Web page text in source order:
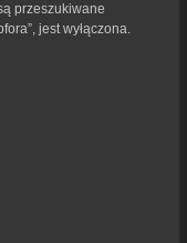
przeszukiwane
jest wyłączona.